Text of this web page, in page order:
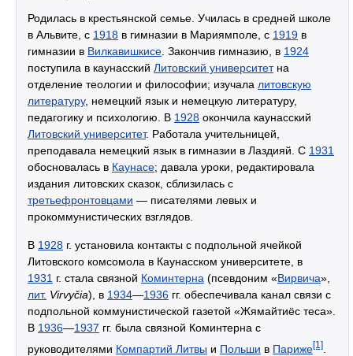
Родилась в крестьянской семье. Училась в средней школе
в Альвите, с 1918 в гимназии в Мариямполе, с 1919 в
гимназии в Вилкавишкисе . Закончив гимназию, в 1924
поступила в каунасский Литовский университетна
отделение теологии и философии; изучала литовскую
литературу, немецкий язык и немецкую литературу,
педагогику и психологию. В 1928 окончила каунасский
Литовский университет. Работала учительницей,
преподавала немецкий язык в гимназии в Лаздияй. С 1931
обосновалась в Каунасе; давала уроки, редактировала
издания литовских сказок, сблизилась с
третьефронтовцами — писателями левых и
прокоммунистических взглядов.
В 1928 г. установила контакты с подпольной ячейкой
Литовского комсомола в Каунасском университете, в
1931 г. стала связной Коминтерна (псевдоним «Вирвича»,
лит. Virvyčia), в 1934—1936 гг. обеспечивала канал связи с
подпольной коммунистической газетой «Жямайтиёс теса».
В 1936—1937 гг. была связной Коминтерна с
руководителями Компартий Литвы и Польши в Париже[1]